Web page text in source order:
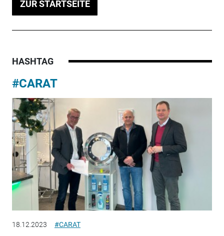
ZUR STARTSEITE
HASHTAG
#CARAT
18.12.2023 #CARAT